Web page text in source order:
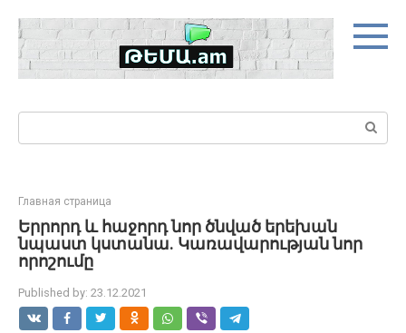
content
Search:
Главная страница
Երրորդ և հաջորդ նոր ծնված երեխան
նպաստ կստանա. Կառավարության նոր
որոշումը
Published by: 23.12.2021